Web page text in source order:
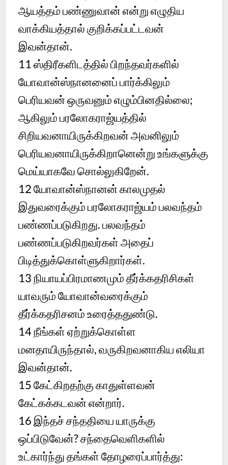
ஆயத்தம் பண்ணுவான் என்று எழுதிய
வாக்கியத்தால் குறிக்கப்பட்டவன்
இவன்தான்.
11ஸ்திரீகளிடத்தில் பிறந்தவர்களில்
யோவான்ஸ்நானனைப் பார்க்கிலும்
பெரியவன் ஒருவனும் எழும்பினதில்லை;
ஆகிலும் பரலோகராஜ்யத்தில்
சிறியவனாயிருக்கிறவன் அவனிலும்
பெரியவனாயிருக்கிறானென்று உங்களுக்கு
மெய்யாகவே சொல்லுகிறேன்.
12யோவான்ஸ்நானன் காலமுதல்
இதுவரைக்கும் பரலோகராஜ்யம் பலவந்தம்
பண்ணப்படுகிறது. பலவந்தம்
பண்ணப்படுகிறவர்கள் அதைப்
பிடித்துக்கொள்ளுகிறார்கள்.
13நியாயப்பிரமாணமும் தீர்க்கதரிசிகள்
யாவரும் யோவான்வரைக்கும்
தீர்க்கதரிசனம் உரைத்ததுண்டு.
14நீங்கள் ஏற்றுக்கொள்ள
மனதாயிருந்தால், வருகிறவனாகிய எலியா
இவன்தான்.
15கேட்கிறதற்கு காதுள்ளவன்
கேட்கக்கடவன் என்றார்.
16 இந்தச் சந்ததியை யாருக்கு
ஒப்பிடுவேன்? சந்தைவெளிகளில்
உட்கார்ந்து தங்கள் தோழரைப்பார்த்து: